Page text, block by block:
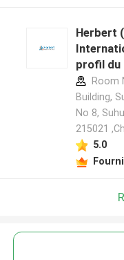
Herbert
profil
Room
Building,
No 8,
215021
5.0